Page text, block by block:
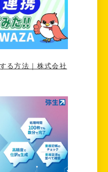
る方法｜株式会社